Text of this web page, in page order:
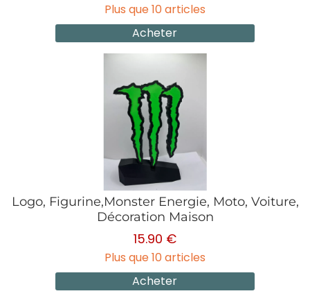
Plus que 10 articles
Acheter
Logo, Figurine,Monster Energie, Moto, Voiture,
Décoration Maison
15.90 €
Plus que 10 articles
Acheter